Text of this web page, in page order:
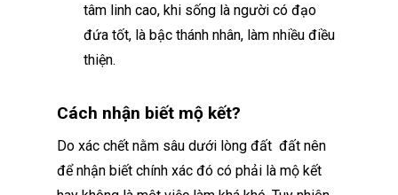
tâm linh cao, khi sống là người có đạo
đứa tốt, là bậc thánh nhân, làm nhiều điều
thiện.
Cách nhận biết mộ kết?
Do xác chết nằm sâu dưới lòng đất đất nên
để nhận biết chính xác đó có phải là mộ kết